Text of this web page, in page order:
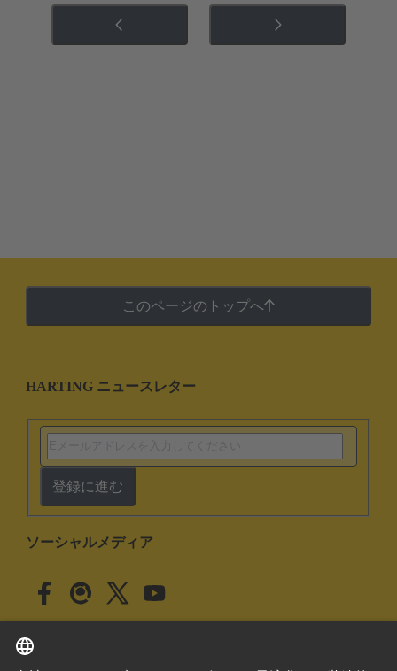
このページのトップへ
HARTING ニュースレター
登録に進む
ソーシャルメディア